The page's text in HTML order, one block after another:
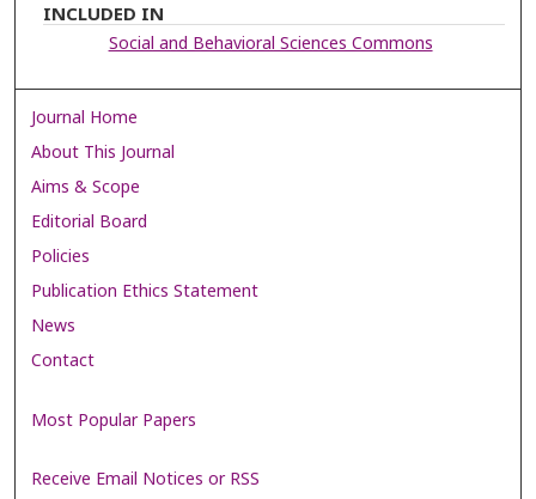
INCLUDED IN
Social and Behavioral Sciences Commons
Journal Home
About This Journal
Aims & Scope
Editorial Board
Policies
Publication Ethics Statement
News
Contact
Most Popular Papers
Receive Email Notices or RSS